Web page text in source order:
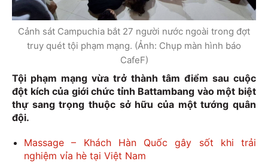
Cảnh sát Campuchia bắt 27 người nước ngoài trong đợt
truy quét tội phạm mạng. (Ảnh: Chụp màn hình báo
CafeF)
Tội phạm mạng vừa trở thành tâm điểm sau cuộc
đột kích của giới chức tỉnh Battambang vào một biệt
thự sang trọng thuộc sở hữu của một tướng quân
đội.
Massage – Khách Hàn Quốc gây sốt khi trải
nghiệm vỉa hè tại Việt Nam